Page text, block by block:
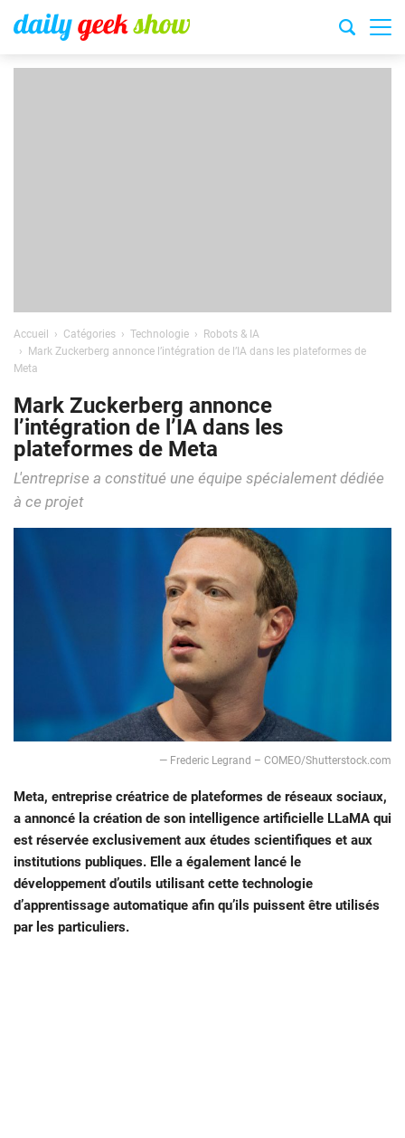
Accueil Catégories Technologie
Robots & IA
Mark Zuckerberg annonce l’intégration de l’IA dans les plateformes de
Meta
Mark Zuckerberg annonce
l’intégration de l’IA dans les
plateformes de Meta
L'entreprise a constitué une équipe spécialement dédiée
à ce projet
— Frederic Legrand – COMEO/Shutterstock.com
Meta, entreprise créatrice de plateformes de réseaux sociaux,
a annoncé la création de son intelligence artificielle LLaMA qui
est réservée exclusivement aux études scientifiques et aux
institutions publiques. Elle a également lancé le
développement d’outils utilisant cette technologie
d’apprentissage automatique afin qu’ils puissent être utilisés
par les particuliers.